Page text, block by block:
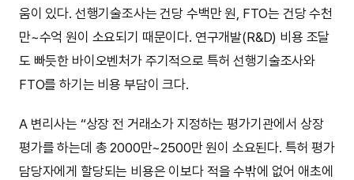
움이 있다. 선행기술조사는 건당 수백만 원, FTO는 건당 수천
만~수억 원이 소요되기 때문이다. 연구개발(R&D) 비용 조달
도 빠듯한 바이오벤처가 주기적으로 특허 선행기술조사와
FTO를 하기는 비용 부담이 크다.
A 변리사는 “상장 전 거래소가 지정하는 평가기관에서 상장
평가를 하는데 총 2000만~2500만 원이 소요된다. 특허 평가
담당자에게 할당되는 비용은 이보다 적을 수밖에 없어 애초에